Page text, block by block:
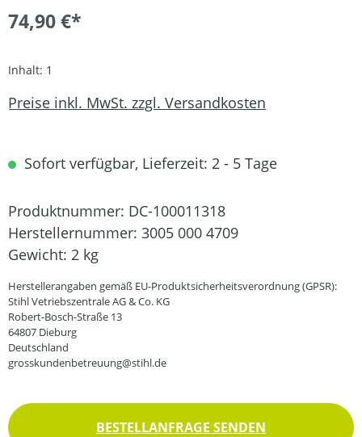
74,90 €*
Inhalt: 1
Preise inkl. MwSt. zzgl. Versandkosten
Sofort verfügbar, Lieferzeit: 2 - 5 Tage
Produktnummer: DC-100011318
Herstellernummer: 3005 000 4709
Gewicht: 2 kg
Herstellerangaben gemäß EU-Produktsicherheitsverordnung (GPSR):
Stihl Vetriebszentrale AG & Co. KG
Robert-Bosch-Straße 13
64807 Dieburg
Deutschland
grosskundenbetreuung@stihl.de
BESTELLANFRAGE SENDEN